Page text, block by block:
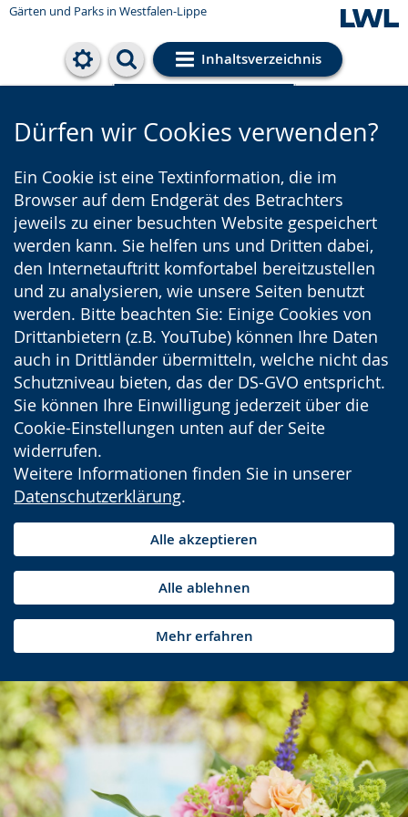
Gärten und Parks in Westfalen-Lippe
Inhaltsverzeichnis
Cookie-Einstellungen
Dürfen wir Cookies verwenden?
Ein Cookie ist eine Textinformation, die im
Browser auf dem Endgerät des Betrachters
jeweils zu einer besuchten Website gespeichert
werden kann. Sie helfen uns und Dritten dabei,
den Internetauftritt komfortabel bereitzustellen
und zu analysieren, wie unsere Seiten benutzt
werden. Bitte beachten Sie: Einige Cookies von
Drittanbietern (z.B. YouTube) können Ihre Daten
auch in Drittländer übermitteln, welche nicht das
Schutzniveau bieten, das der DS-GVO entspricht.
Sie können Ihre Einwilligung jederzeit über die
Cookie-Einstellungen unten auf der Seite
widerrufen.
Weitere Informationen finden Sie in unserer
Datenschutzerklärung.
Alle akzeptieren
Alle ablehnen
Mehr erfahren